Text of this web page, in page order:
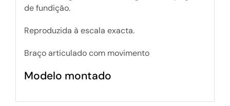
de fundição.
Reproduzida à escala exacta.
Braço articulado com movimento
Modelo montado